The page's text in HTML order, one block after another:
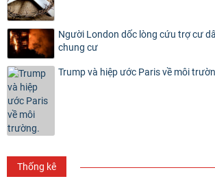
Người London dốc lòng cứu trợ cư
chung cư
Trump và hiệp ước Paris về môi
Thống kê